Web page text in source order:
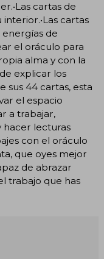
cartas de
cartas
de
el oráculo para
alma y con la
explicar los
sus 44 cartas, esta
el espacio
a trabajar,
hacer lecturas
con el oráculo
que oyes mejor
de abrazar
trabajo que has